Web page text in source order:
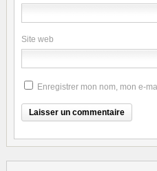
Site web
Enregistrer mon nom, mon e-